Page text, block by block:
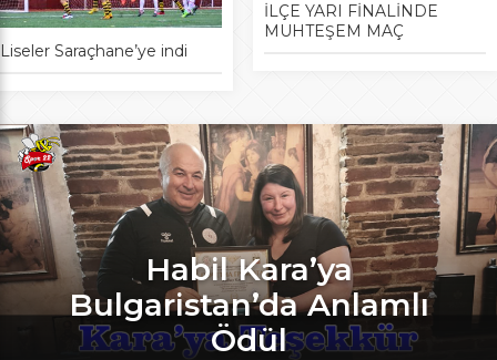
Liseler Saraçhane’ye indi
İLÇE YARI FİNALİNDE
MUHTEŞEM MAÇ
Habil Kara’ya
Bulgaristan’da Anlamlı
Ödül